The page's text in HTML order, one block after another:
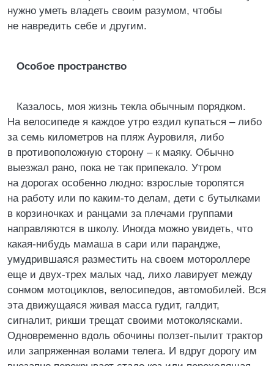
нужно уметь владеть своим разумом, чтобы
не навредить себе и другим.
Особое пространство
Казалось, моя жизнь текла обычным порядком.
На велосипеде я каждое утро ездил купаться – либо
за семь километров на пляж Ауровиля, либо
в противоположную сторону – к маяку. Обычно
выезжал рано, пока не так припекало. Утром
на дорогах особенно людно: взрослые торопятся
на работу или по каким-то делам, дети с бутылками
в корзиночках и ранцами за плечами группами
направляются в школу. Иногда можно увидеть, что
какая-нибудь мамаша в сари или парандже,
умудрившаяся разместить на своем мотороллере
еще и двух-трех малых чад, лихо лавирует между
сонмом мотоциклов, велосипедов, автомобилей. Вся
эта движущаяся живая масса гудит, галдит,
сигналит, рикши трещат своими мотоколясками.
Одновременно вдоль обочины ползет-пылит трактор
или запряженная волами телега. И вдруг дорогу им